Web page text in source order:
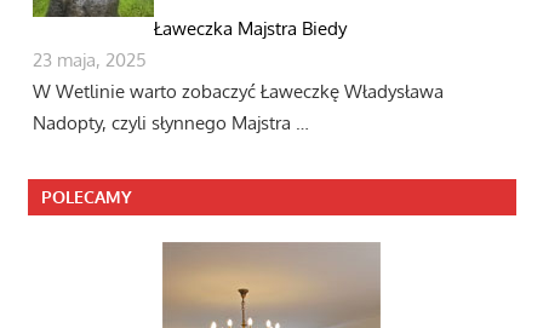
Ławeczka Majstra Biedy
23 maja, 2025
W Wetlinie warto zobaczyć Ławeczkę Władysława
Nadopty, czyli słynnego Majstra …
POLECAMY